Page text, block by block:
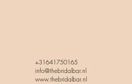
+31641750165
info@thebridalbar.nl
www.thebridalbar.nl